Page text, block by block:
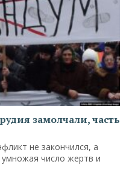
замолчали, часть
не закончился, а
число жертв и